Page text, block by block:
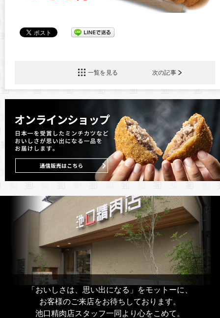
一覧を見る 次の記事
「おいしさは、思い出になる」をモットーに、
お客様のご来店をお待ちしております。
池口精肉店スタッフ一同より心をこめて。